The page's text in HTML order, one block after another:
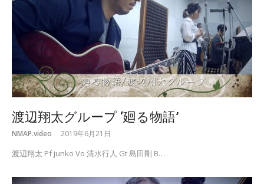
渡辺翔太グループ ‘廻る物語’
NMAP.video 2019年6月21日
渡辺翔太 Pf junko Vo 清水行人 Gt 島田剛 B…